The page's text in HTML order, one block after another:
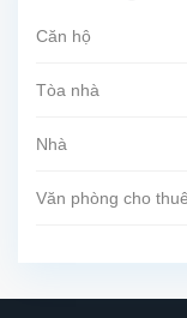
Căn hộ
Tòa nhà
Nhà
Văn phòng cho thuê